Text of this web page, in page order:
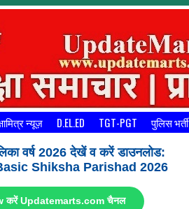
न्यूज़ D.EL.ED TGT-PGT पुलिस भर्ती
वर्ष 2026 देखें व करें डाउनलोड:
Shiksha Parishad 2026
करें Updatemarts.com चैनल